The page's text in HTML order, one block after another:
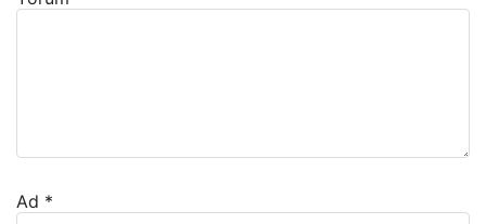
Ad *